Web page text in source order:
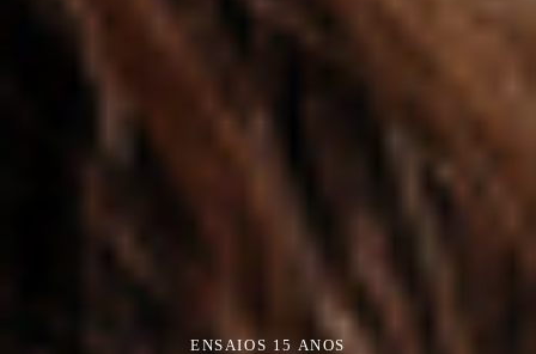
ENSAIOS 15 ANOS